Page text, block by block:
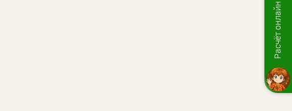
Расчёт онлайн